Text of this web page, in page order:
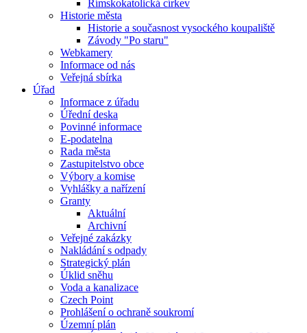
Římskokatolická církev
Historie města
Historie a současnost vysockého koupaliště
Závody "Po staru"
Webkamery
Informace od nás
Veřejná sbírka
Úřad
Informace z úřadu
Úřední deska
Povinné informace
E-podatelna
Rada města
Zastupitelstvo obce
Výbory a komise
Vyhlášky a nařízení
Granty
Aktuální
Archivní
Veřejné zakázky
Nakládání s odpady
Strategický plán
Úklid sněhu
Voda a kanalizace
Czech Point
Prohlášení o ochraně soukromí
Územní plán